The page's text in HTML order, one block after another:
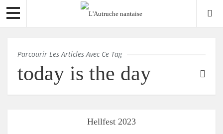
Parcourir Les Articles Avec Ce Tag
today is the day
Hellfest 2023